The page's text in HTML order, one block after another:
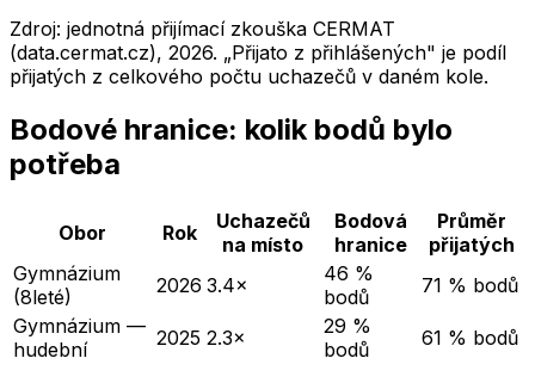
Zdroj: jednotná přijímací zkouška CERMAT
(data.cermat.cz), 2026. „Přijato z přihlášených" je podíl
přijatých z celkového počtu uchazečů v daném kole.
Bodové hranice: kolik bodů bylo
potřeba
Obor Rok
Uchazečů
na místo
Bodová
hranice
Průměr
přijatých
Gymnázium
(8leté)
2026 3.4×
46 %
bodů
71 % bodů
Gymnázium —
hudební
2025 2.3×
29 %
bodů
61 % bodů